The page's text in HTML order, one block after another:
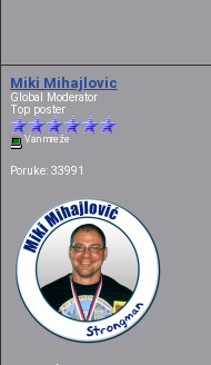
Miki Mihajlovic
Global Moderator
Top poster
Van mreže
Poruke: 33991